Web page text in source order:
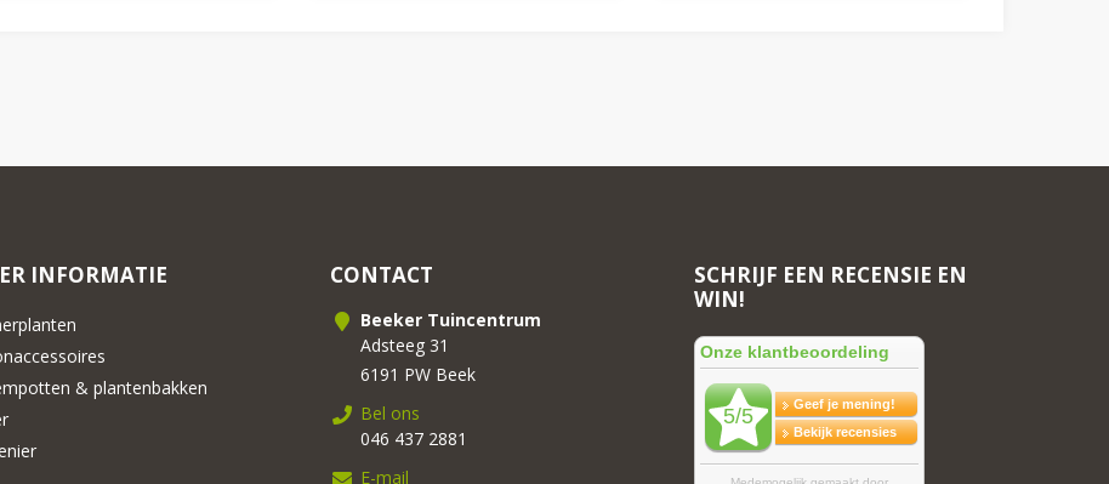
INFORMATIE
& plantenbakken
CONTACT
Beeker Tuincentrum
Adsteeg 31
6191 PW Beek
Bel ons
046 437 2881
E-mail
SCHRIJF EEN RECENSIE EN
WIN!